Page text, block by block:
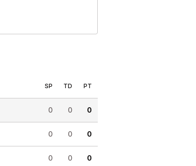
SP TD PT
0 0 0
0 0 0
0 0 0